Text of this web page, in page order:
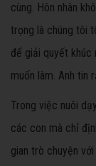
cùng. Hôn nhân
trọng là chúng tôi
để giải quyết khúc
muốn làm. Anh tin
Trong việc nuôi
các con mà chỉ
gian trò chuyện